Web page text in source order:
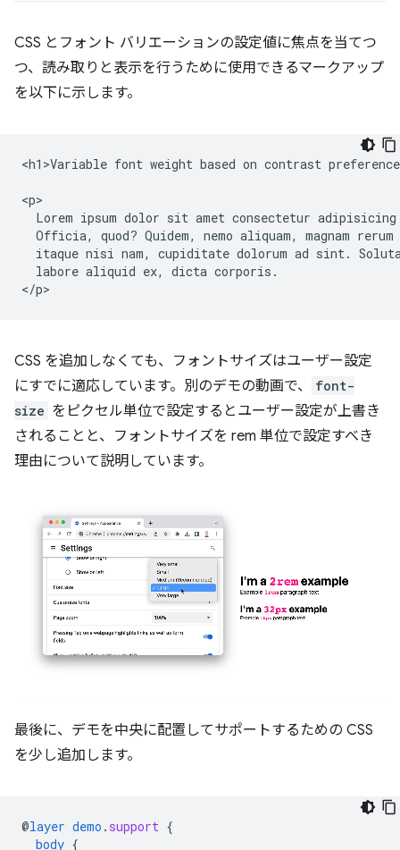
CSS とフォント バリエーションの設定値に焦点を当てつ
つ、読み取りと表示を行うために使用できるマークアップ
を以下に示します。
<h1>Variable font weight based on contrast
<p>
Lorem ipsum dolor sit amet consectetur adipisicing
Officia, quod? Quidem, nemo aliquam, magnam rerum
itaque nisi nam, cupiditate dolorum ad sint.
  labore aliquid ex, dicta corporis.
CSS を追加しなくても、フォントサイズはユーザー設定
にすでに適応しています。別のデモの動画で、
font-
size をピクセル単位で設定するとユーザー設定が上書き
されることと、フォントサイズを rem 単位で設定すべき
理由について説明しています。
最後に、デモを中央に配置してサポートするための CSS
を少し追加します。
@layer demo . support {
body {